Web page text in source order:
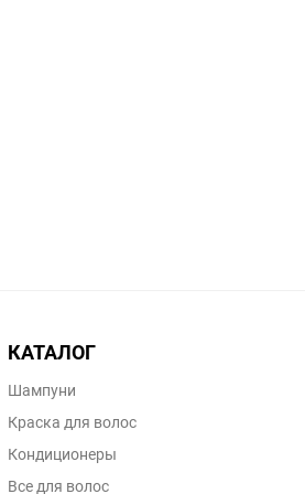
КАТАЛОГ
Шампуни
Краска для волос
Кондиционеры
Все для волос